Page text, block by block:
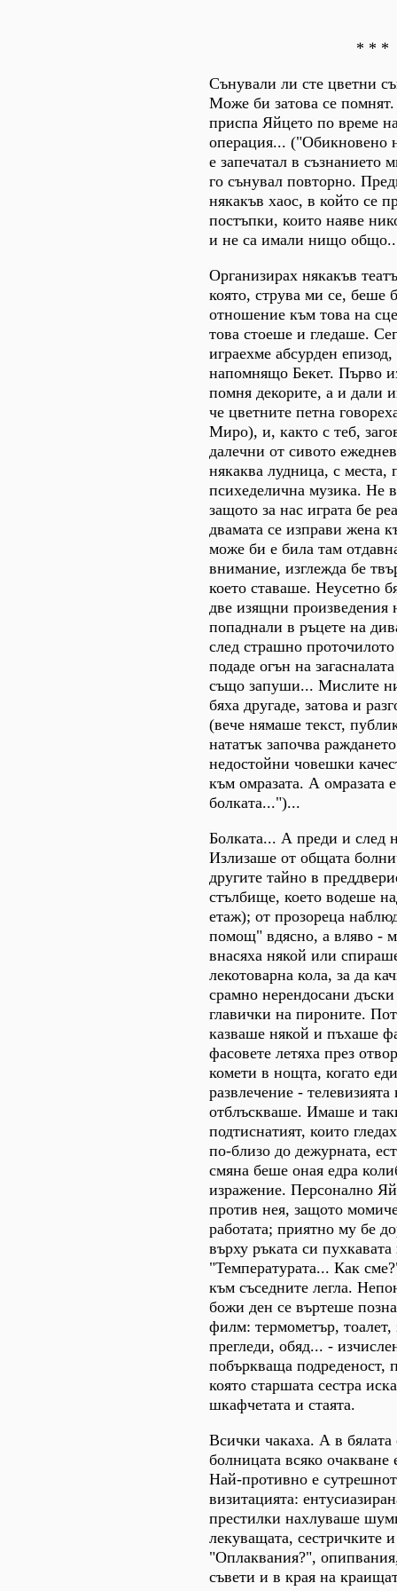
* * *
Сънували ли сте цветни
Може би затова се
приспа Яйцето по време
операция... ("Обикновено
е запечатал в съзнанието
го сънувал повторно.
някакъв хаос, в който се
постъпки, които наяве
и не са имали нищо
Организирах някакъв
която, струва ми се, беше
отношение към това на
това стоеше и гледаше.
играехме абсурден
напомнящо Бекет. Първо
помня декорите, а и дали
че цветните петна
Миро), и, както с теб,
далечни от сивото
някаква лудница, с места,
психеделична музика. Не
защото за нас играта бе
двамата се изправи жена
може би е била там
внимание, изглежда бе
което ставаше. Неусетно
две изящни произведения
попаднали в ръцете на
след страшно
подаде огън на
също запуши... Мислите
бяха другаде, затова и
(вече нямаше текст,
нататък започва
недостойни човешки
към омразата. А омразата
болката...")...
Болката... А преди и след
Излизаше от общата
другите тайно в
стълбище, което водеше
етаж); от прозореца
помощ" вдясно, а вляво -
внасяха някой или
лекотоварна кола, за да
срамно нерендосани
главички на пироните.
казваше някой и пъхаше
фасовете летяха през
комети в нощта, когато
развлечение -
отблъскваше. Имаше и
подтиснатият, които
по-близо до дежурната,
смяна беше оная едра
изражение. Персонално
против нея, защото
работата; приятно му бе
върху ръката си
"Температурата... Как
към съседните легла.
божи ден се въртеше
филм: термометър, тоалет,
прегледи, обяд... -
побъркваща подреденост,
която старшата сестра
шкафчетата и стаята.
Всички чакаха. А в бялата
болницата всяко очакване
Най-противно е
визитацията:
престилки нахлуваше
лекуващата, сестричките
"Оплаквания?",
съвети и в края на